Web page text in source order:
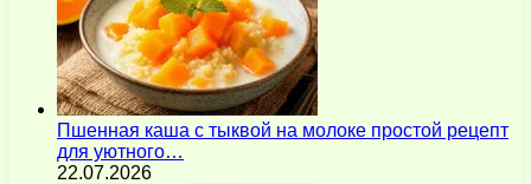
Пшенная каша с тыквой на молоке простой рецепт
для уютного…
22.07.2026